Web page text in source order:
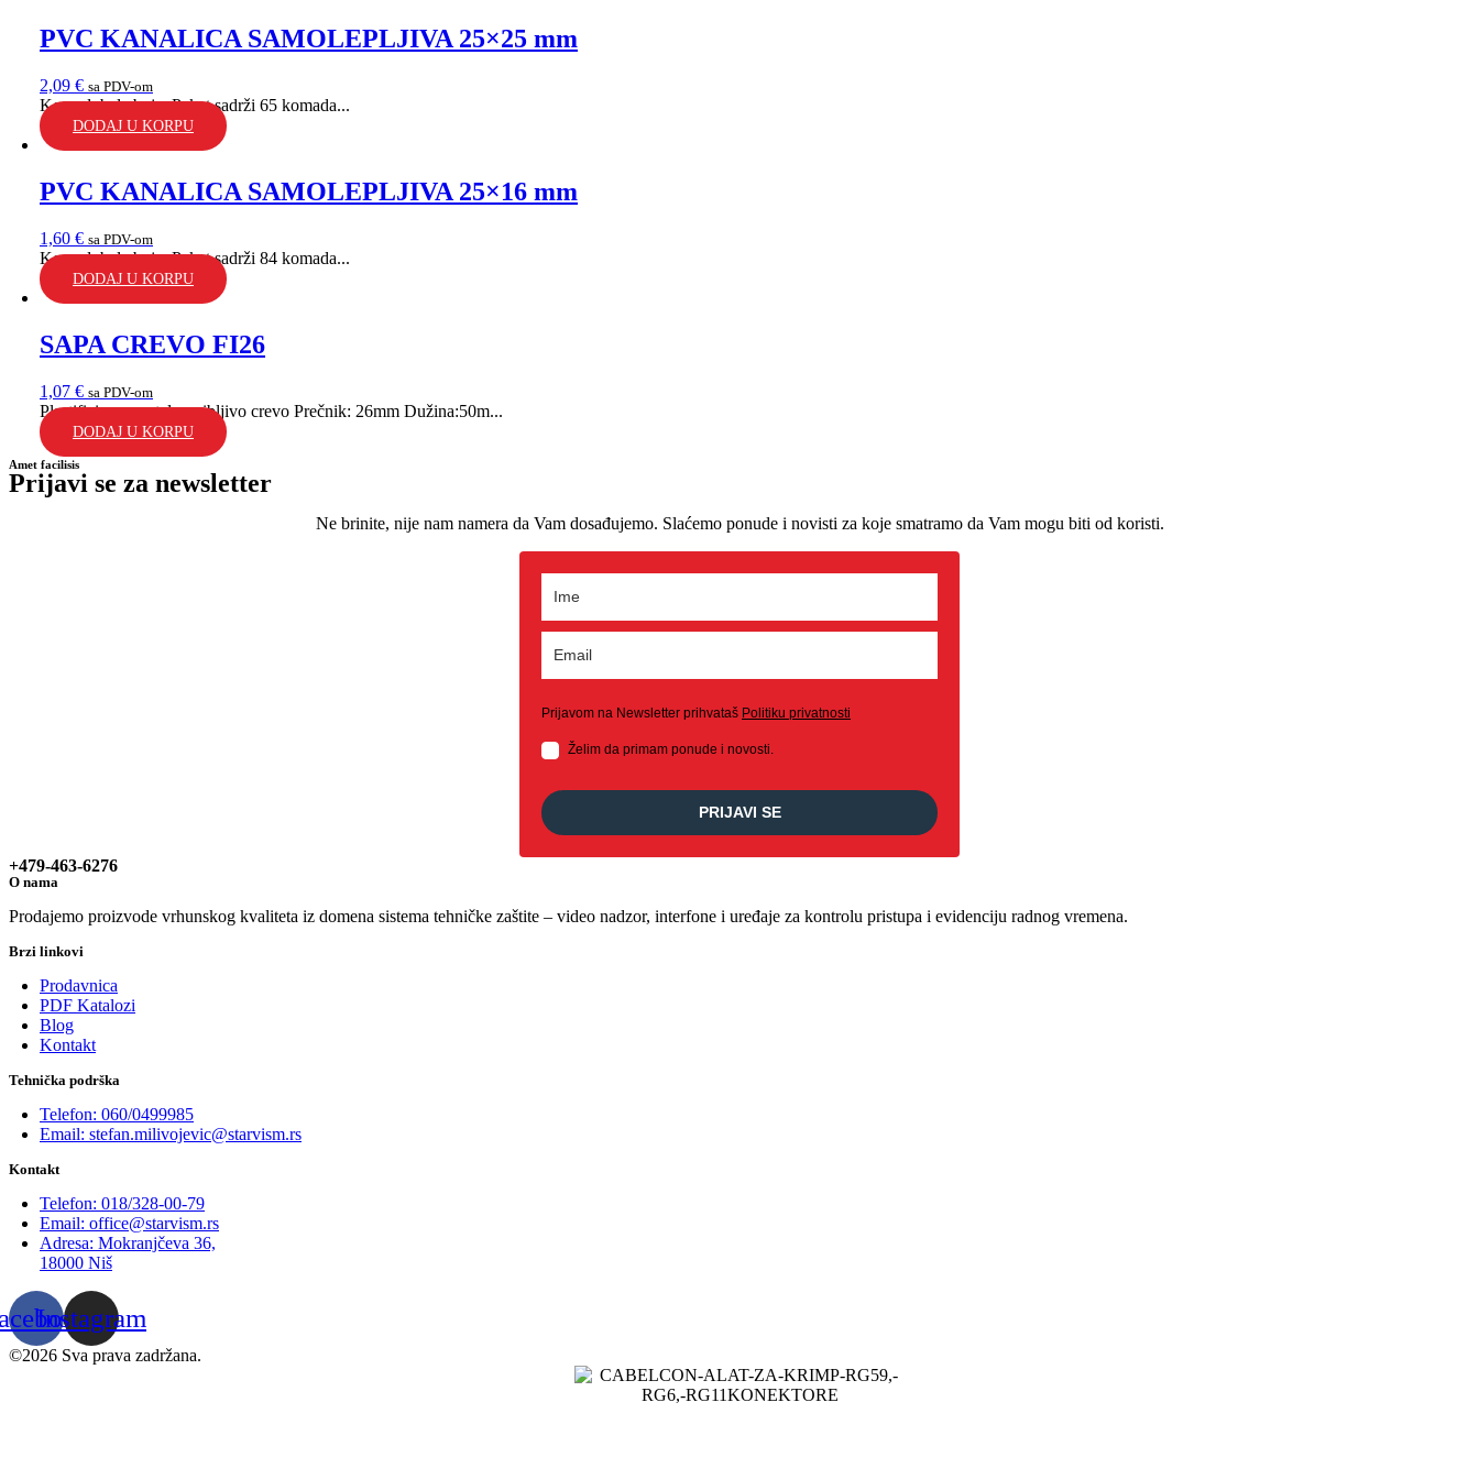
PVC KANALICA SAMOLEPLJIVA 25×25 mm
2,09 € sa PDV-om
Komad, bela boja. Paket sadrži 65 komada...
DODAJ U KORPU
PVC KANALICA SAMOLEPLJIVA 25×16 mm
1,60 € sa PDV-om
Komad, bela boja. Paket sadrži 84 komada...
DODAJ U KORPU
SAPA CREVO FI26
1,07 € sa PDV-om
Plastificirano metalno gibljivo crevo Prečnik: 26mm Dužina:50m...
DODAJ U KORPU
Amet facilisis
Prijavi se za newsletter
Ne brinite, nije nam namera da Vam dosađujemo. Slaćemo ponude i novisti za koje smatramo da Vam mogu biti od koristi.
Prijavom na Newsletter prihvataš Politiku privatnosti
Želim da primam ponude i novosti.
PRIJAVI SE
+479-463-6276
O nama
Prodajemo proizvode vrhunskog kvaliteta iz domena sistema tehničke zaštite – video nadzor, interfone i uređaje za kontrolu pristupa i evidenciju radnog vremena.
Brzi linkovi
Prodavnica
PDF Katalozi
Blog
Kontakt
Tehnička podrška
Telefon: 060/0499985
Email: stefan.milivojevic@starvism.rs
Kontakt
Telefon: 018/328-00-79
Email: office@starvism.rs
Adresa: Mokranjčeva 36,
18000 Niš
Instagram
©2026 Sva prava zadržana.